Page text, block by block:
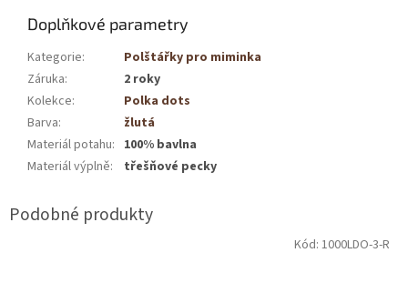
Doplňkové parametry
Kategorie:
Polštářky pro miminka
Záruka:
2 roky
Kolekce:
Polka dots
Barva:
žlutá
Materiál potahu: 100% bavlna
Materiál výplně: třešňové pecky
Kód: 1000LDO-3-R